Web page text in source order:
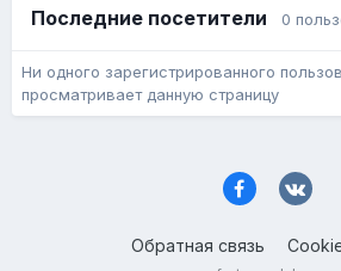
Последние посетители 0
Ни одного зарегистрированного
просматривает данную страницу
Обратная связь